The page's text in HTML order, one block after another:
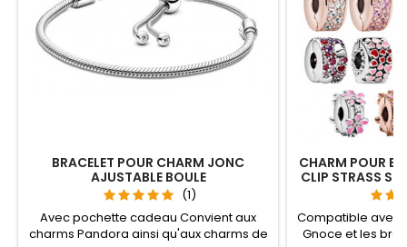
BRACELET POUR CHARM JONC
AJUSTABLE BOULE
(1)
Avec pochette cadeau Convient aux
charms Pandora ainsi qu'aux charms de
CHARM POUR
CLIP STRASS
Compatible avec
Gnoce et les